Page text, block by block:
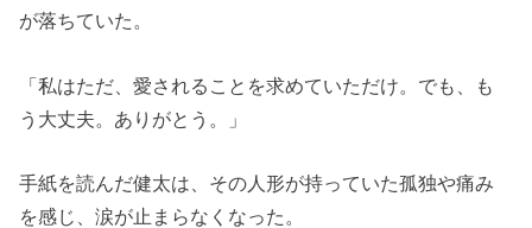
が落ちていた。
「私はただ、愛されることを求めていただけ。でも、も
う大丈夫。ありがとう。」
手紙を読んだ健太は、その人形が持っていた孤独や痛み
を感じ、涙が止まらなくなった。